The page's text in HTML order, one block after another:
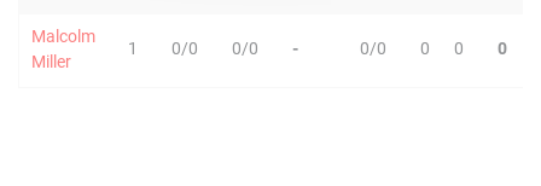
Malcolm
Miller
1 0/0 0/0 - 0/0 0 0 0